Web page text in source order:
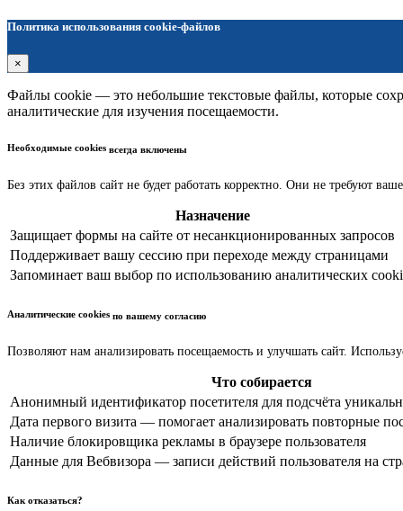
Политика использования cookie-файлов
×
Файлы cookie — это небольшие текстовые файлы, которые
аналитические для изучения посещаемости.
Необходимые cookies всегда включены
Без этих файлов сайт не будет работать корректно. Они не требуют
Назначение
Защищает формы на сайте от несанкционированных запросов
Поддерживает вашу сессию при переходе между страницами
Запоминает ваш выбор по использованию аналитических
Аналитические cookies по вашему согласию
Позволяют нам анализировать посещаемость и улучшать сайт.
Что собирается
Анонимный идентификатор посетителя для подсчёта
Дата первого визита — помогает анализировать повторные
Наличие блокировщика рекламы в браузере пользователя
Данные для Вебвизора — записи действий пользователя на
Как отказаться?